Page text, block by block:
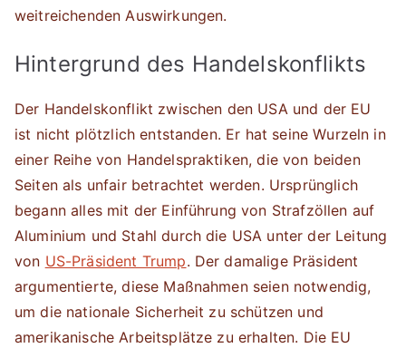
weitreichenden Auswirkungen.
Hintergrund des Handelskonflikts
Der Handelskonflikt zwischen den USA und der EU
ist nicht plötzlich entstanden. Er hat seine Wurzeln in
einer Reihe von Handelspraktiken, die von beiden
Seiten als unfair betrachtet werden. Ursprünglich
begann alles mit der Einführung von Strafzöllen auf
Aluminium und Stahl durch die USA unter der Leitung
von US-Präsident Trump. Der damalige Präsident
argumentierte, diese Maßnahmen seien notwendig,
um die nationale Sicherheit zu schützen und
amerikanische Arbeitsplätze zu erhalten. Die EU